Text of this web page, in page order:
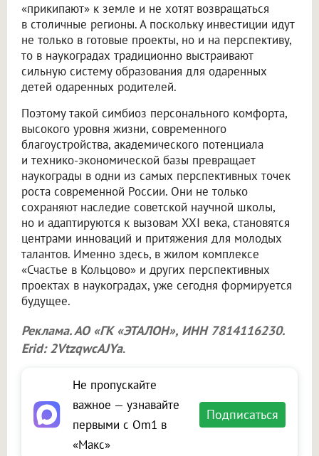
«прикипают» к земле и не хотят возвращаться
в столичные регионы. А поскольку инвестиции идут
не только в готовые проекты, но и на перспективу,
то в наукоградах традиционно выстраивают
сильную систему образования для одаренных
детей одаренных родителей.
Поэтому такой симбиоз персонального комфорта,
высокого уровня жизни, современного
благоустройства, академического потенциала
и технико-экономической базы превращает
наукограды в одни из самых перспективных точек
роста современной России. Они не только
сохраняют наследие советской научной школы,
но и адаптируются к вызовам XXI века, становятся
центрами инноваций и притяжения для молодых
талантов. Именно здесь, в жилом комплексе
«Счастье в Кольцово» и других перспективных
проектах в наукоградах, уже сегодня формируется
будущее.
Реклама. АО «ГК «ЭТАЛОН», ИНН 7814116230.
Erid: 2VtzqwcAJYa.
Не пропускайте
важное — узнавайте
первыми с Om1 в
«Макс»
Подписаться